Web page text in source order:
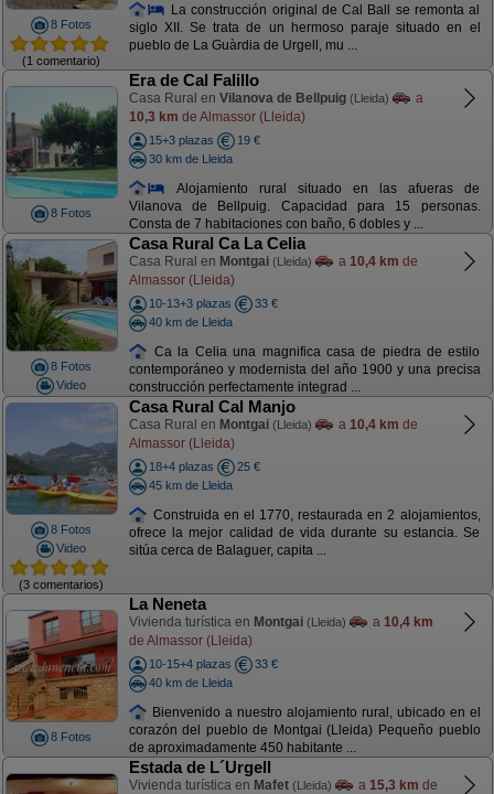
8 Fotos
(1 comentario)
La construcción original de Cal Ball se remonta al
siglo XII. Se trata de un hermoso paraje situado en el
pueblo de La Guàrdia de Urgell, mu ...
8 Fotos
Era de Cal Falillo
Casa Rural en Vilanova de Bellpuig (Lleida)
a
10,3 km de Almassor (Lleida)
15+3 plazas
19 €
30 km de Lleida
Alojamiento rural situado en las afueras de
Vilanova de Bellpuig. Capacidad para 15 personas.
Consta de 7 habitaciones con baño, 6 dobles y ...
8 Fotos
Video
Casa Rural Ca La Celia
Casa Rural en Montgai (Lleida) a 10,4 km de
Almassor (Lleida)
10-13+3 plazas
33 €
40 km de Lleida
Ca la Celia una magnifica casa de piedra de estilo
contemporáneo y modernista del año 1900 y una precisa
construcción perfectamente integrad ...
8 Fotos
Video
(3 comentarios)
Casa Rural Cal Manjo
Casa Rural en Montgai (Lleida) a 10,4 km de
Almassor (Lleida)
18+4 plazas
25 €
45 km de Lleida
Construida en el 1770, restaurada en 2 alojamientos,
ofrece la mejor calidad de vida durante su estancia. Se
sitúa cerca de Balaguer, capita ...
8 Fotos
La Neneta
Vivienda turística en Montgai (Lleida) a 10,4 km
de Almassor (Lleida)
10-15+4 plazas
33 €
40 km de Lleida
Bienvenido a nuestro alojamiento rural, ubicado en el
corazón del pueblo de Montgai (Lleida) Pequeño pueblo
de aproximadamente 450 habitante ...
Estada de L´Urgell
Vivienda turística en Mafet (Lleida) a 15,3 km de